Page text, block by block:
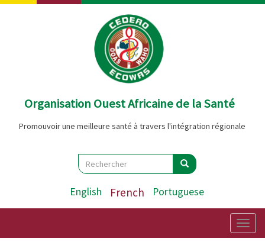
Aller
Organisation Ouest Africaine de la Santé
Promouvoir une meilleure santé à travers l'intégration régionale
Search
Rechercher Rechercher
English French Portuguese